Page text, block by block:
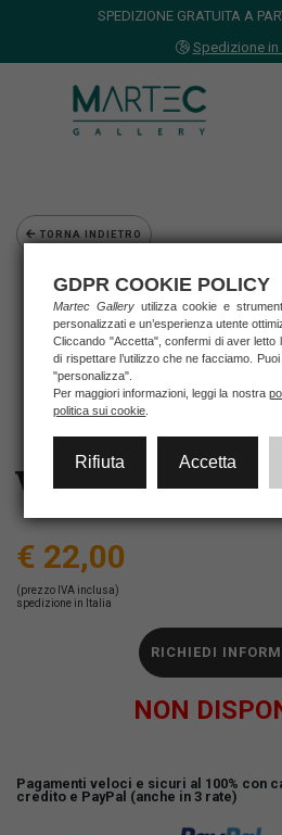
SPEDIZIONE GRATUITA A
Spedizione in
TORNA INDIETRO
Home
Opere d'arte
Grafica d'autore
Amaranta De Francisci
VERONA PONTE PIETRA
Verona
€ 22,00
(prezzo IVA inclusa)
spedizione in Italia
RICHIEDI
NON
Pagamenti veloci e sicuri al 100% con
credito e PayPal (anche in 3 rate)
GDPR COOKIE POLICY
Martec Gallery utilizza cookie e
personalizzati e un’esperienza utente
Cliccando "Accetta", confermi di aver letto
di rispettare l’utilizzo che ne facciamo.
"personalizza".
Per maggiori informazioni, leggi la nostra
politica sui cookie
Rifiuta Accetta